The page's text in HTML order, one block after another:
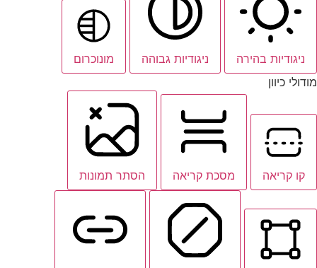
ניגודיות בהירה ניגודיות גבוהה
מונוכרום
מודולי כיוון
קו קריאה מסכת קריאה הסתר תמונות